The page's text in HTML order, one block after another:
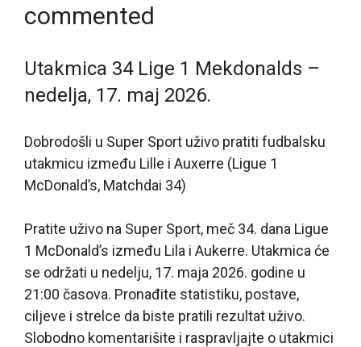
commented
Utakmica 34 Lige 1 Mekdonalds –
nedelja, 17. maj 2026.
Dobrodošli u Super Sport uživo pratiti fudbalsku
utakmicu između Lille i Auxerre (Ligue 1
McDonald’s, Matchdai 34)
Pratite uživo na Super Sport, meč 34. dana Ligue
1 McDonald’s između Lila i Aukerre. Utakmica će
se održati u nedelju, 17. maja 2026. godine u
21:00 časova. Pronađite statistiku, postave,
ciljeve i strelce da biste pratili rezultat uživo.
Slobodno komentarišite i raspravljajte o utakmici